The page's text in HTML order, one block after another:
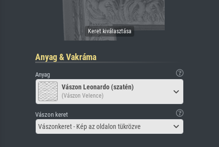
Anyag & Vakráma
Anyag
Vászon Leonardo (szatén)
(Vászon Velence)
Vászon keret
Vászonkeret - Kép az oldalon tükrözve